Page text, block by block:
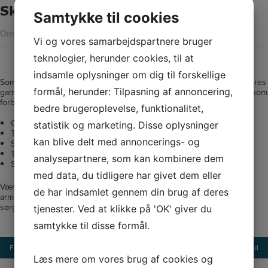
Skift af adgangsarmbånd
Onsdag, den 4. februar 2026
Som nævnt i seneste nyhedsbrev er vi i gang med at udskifte alle vores
gamle adgangsarmbånd (de sorte og blå) til nye grønne og røde. Så kom
forbi Olivers Garage på én af nedenstående tidspunkter:
Onsdag den 4. februar fra kl. 17.30 – 19.30
Torsdag den 5. februar fra kl. 17.30 – 19.30
Søndag den 15. februar fra kl. 10.30 – 12.30
Torsdag den 19. februar fra kl. 17.30 – 19.30
Søndag den 22. februar fra kl. 10.30 – 12.30
Vær opmærksom på at efter sidste ombytningsdag vil de gamle
armbånd ikke længere kunne bruges til at komme ind i Havbadet, så
sørg for at komme forbi og få byttet dit armbånd.
Indlægsnavigation
Forrige nyhed Næste nyhed
Samtykke til cookies
Vi og vores samarbejdspartnere bruger
teknologier, herunder cookies, til at
indsamle oplysninger om dig til forskellige
formål, herunder: Tilpasning af annoncering,
bedre brugeroplevelse, funktionalitet,
statistik og marketing. Disse oplysninger
kan blive delt med annoncerings- og
analysepartnere, som kan kombinere dem
med data, du tidligere har givet dem eller
de har indsamlet gennem din brug af deres
tjenester. Ved at klikke på 'OK' giver du
samtykke til disse formål.
Læs mere om vores brug af cookies og